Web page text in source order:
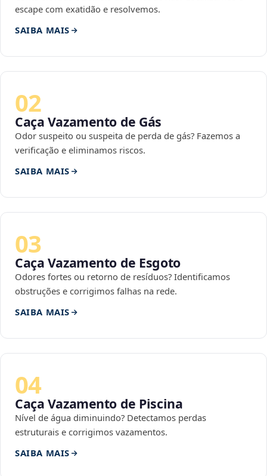
escape com exatidão e resolvemos.
SAIBA MAIS
02
Caça Vazamento de Gás
Odor suspeito ou suspeita de perda de gás? Fazemos a
verificação e eliminamos riscos.
SAIBA MAIS
03
Caça Vazamento de Esgoto
Odores fortes ou retorno de resíduos? Identificamos
obstruções e corrigimos falhas na rede.
SAIBA MAIS
04
Caça Vazamento de Piscina
Nível de água diminuindo? Detectamos perdas
estruturais e corrigimos vazamentos.
SAIBA MAIS